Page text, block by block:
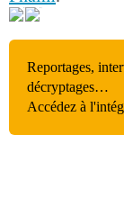
Reportages,
décryptages…
Accédez à